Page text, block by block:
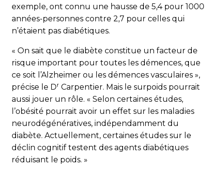
exemple, ont connu une hausse de 5,4 pour 1000
années-personnes contre 2,7 pour celles qui
n’étaient pas diabétiques.
« On sait que le diabète constitue un facteur de
risque important pour toutes les démences, que
ce soit l’Alzheimer ou les démences vasculaires »,
précise le Dr Carpentier. Mais le surpoids pourrait
aussi jouer un rôle. « Selon certaines études,
l’obésité pourrait avoir un effet sur les maladies
neurodégénératives, indépendamment du
diabète. Actuellement, certaines études sur le
déclin cognitif testent des agents diabétiques
réduisant le poids. »